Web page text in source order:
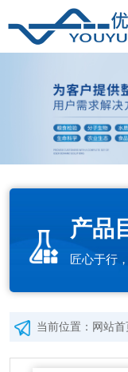
产品
匠心于行
当前位置： 网站首